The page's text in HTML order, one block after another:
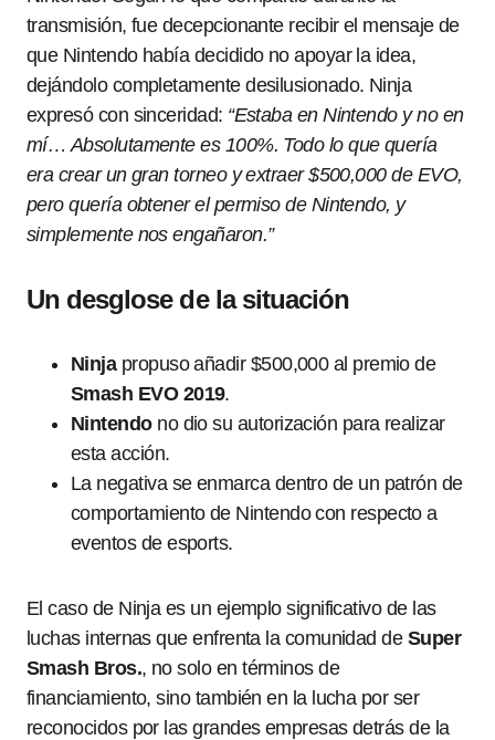
transmisión, fue decepcionante recibir el mensaje de
que Nintendo había decidido no apoyar la idea,
dejándolo completamente desilusionado. Ninja
expresó con sinceridad: “Estaba en Nintendo y no en
mí… Absolutamente es 100%. Todo lo que quería
era crear un gran torneo y extraer $500,000 de EVO,
pero quería obtener el permiso de Nintendo, y
simplemente nos engañaron.”
Un desglose de la situación
Ninjapropuso añadir $500,000 al premio de
Smash EVO 2019.
Nintendono dio su autorización para realizar
esta acción.
La negativa se enmarca dentro de un patrón de
comportamiento de Nintendo con respecto a
eventos de esports.
El caso de Ninja es un ejemplo significativo de las
luchas internas que enfrenta la comunidad de Super
Smash Bros., no solo en términos de
financiamiento, sino también en la lucha por ser
reconocidos por las grandes empresas detrás de la